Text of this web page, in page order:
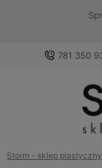
781 350
Storm - sklep plastyczny